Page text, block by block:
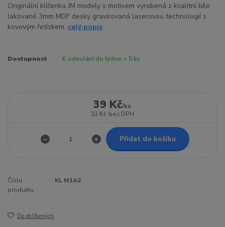
Originální klíčenka JM modely s motivem vyrobená z kvalitní bíle
lakované 3mm MDF desky gravírovaná laserovou technologií s
kovovým řetízkem. celý popis
Dostupnost K odeslání do týdne > 5 ks
39 Kč/ks
32 Kč bez DPH
Přidat do košíku
Číslo
produktu:
KL M1A2
Do oblíbených